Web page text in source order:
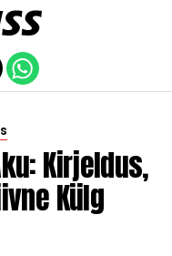
Kirjeldus,
Külg